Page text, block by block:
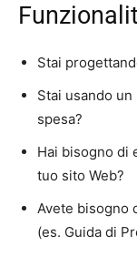
Stai
Stai usando
spesa?
Hai bisogno di
tuo sito Web?
Avete bisogno
(es. Guida di